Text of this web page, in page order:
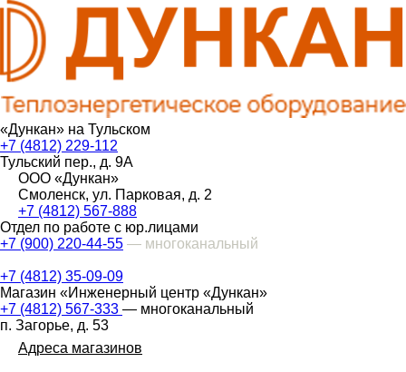
«Дункан» на Тульском
+7 (4812) 229-112
Тульский пер., д. 9А
ООО «Дункан»
Смоленск, ул. Парковая, д. 2
+7 (4812) 567-888
Отдел по работе с юр.лицами
+7 (900) 220-44-55 — многоканальный
+7 (4812) 35-09-09
Магазин «Инженерный центр «Дункан»
+7 (4812) 567-333 — многоканальный
п. Загорье, д. 53
Адреса магазинов